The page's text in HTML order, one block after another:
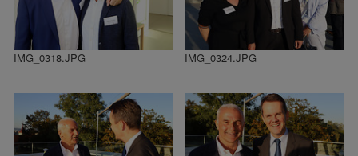
IMG_0318.JPG IMG_0324.JPG